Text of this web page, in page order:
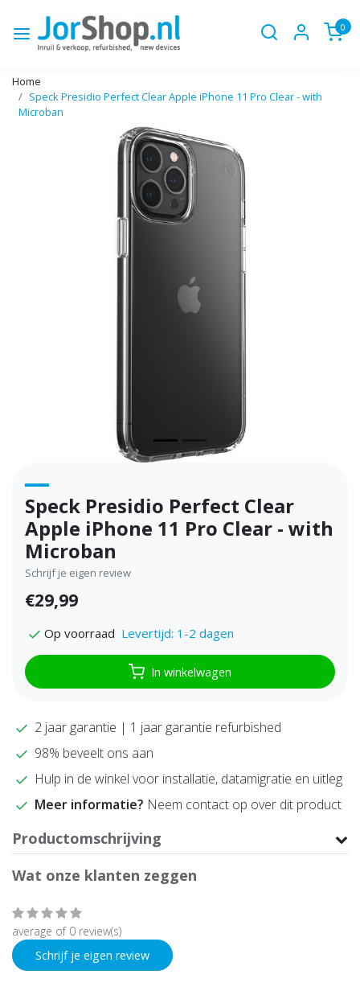
0
Home
Speck Presidio Perfect Clear Apple iPhone 11 Pro Clear - with
Microban
Speck Presidio Perfect Clear
Apple iPhone 11 Pro Clear - with
Microban
Schrijf je eigen review
€29,99
Op voorraad Levertijd: 1-2 dagen
In winkelwagen
2 jaar garantie | 1 jaar garantie refurbished
98% beveelt ons aan
Hulp in de winkel voor installatie, datamigratie en uitleg
Meer informatie? Neem contact op over dit product
Productomschrijving
Wat onze klanten zeggen
average of 0 review(s)
Schrijf je eigen review